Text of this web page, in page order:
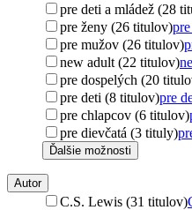
pre deti a mládež (28
pre ženy (26 titulov)
pre mužov (26 titulov)
new adult (22 titulov)
pre dospelých (20
pre deti (8 titulov)pre
pre chlapcov (6 titulov)
pre dievčatá (3 tituly)
Ďalšie možnosti
Autor
C.S. Lewis (31 titulov)